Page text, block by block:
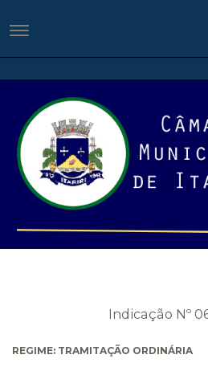
Indicação Nº
REGIME: TRAMITAÇÃO ORDINÁRIA